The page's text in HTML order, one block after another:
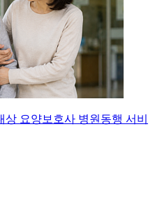
상 요양보호사 병원동행 서비